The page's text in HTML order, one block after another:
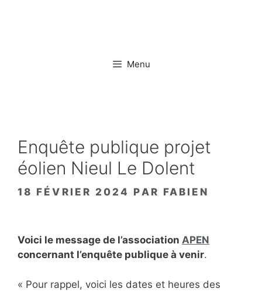
Menu
Enquête publique projet
éolien Nieul Le Dolent
18 FÉVRIER 2024 PAR FABIEN
Voici le message de l’association APEN
concernant l’enquête publique à venir.
« Pour rappel, voici les dates et heures des